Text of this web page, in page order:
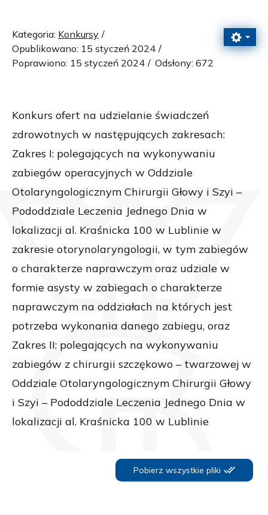
Kategoria: Konkursy
Opublikowano: 15 styczeń 2024
Poprawiono: 15 styczeń 2024
Odsłony: 672
Konkurs ofert na udzielanie świadczeń
zdrowotnych w następujących zakresach:
Zakres I: polegających na wykonywaniu
zabiegów operacyjnych w Oddziale
Otolaryngologicznym Chirurgii Głowy i Szyi –
Pododdziale Leczenia Jednego Dnia w
lokalizacji al. Kraśnicka 100 w Lublinie w
zakresie otorynolaryngologii, w tym zabiegów
o charakterze naprawczym oraz udziale w
formie asysty w zabiegach o charakterze
naprawczym na oddziałach na których jest
potrzeba wykonania danego zabiegu, oraz
Zakres II: polegających na wykonywaniu
zabiegów z chirurgii szczękowo – twarzowej w
Oddziale Otolaryngologicznym Chirurgii Głowy
i Szyi – Pododdziale Leczenia Jednego Dnia w
lokalizacji al. Kraśnicka 100 w Lublinie
Pobierz wszystkie pliki